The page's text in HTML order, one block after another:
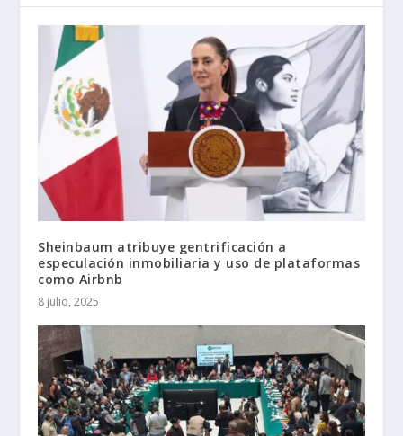
Sheinbaum atribuye gentrificación a
especulación inmobiliaria y uso de plataformas
como Airbnb
8 julio, 2025